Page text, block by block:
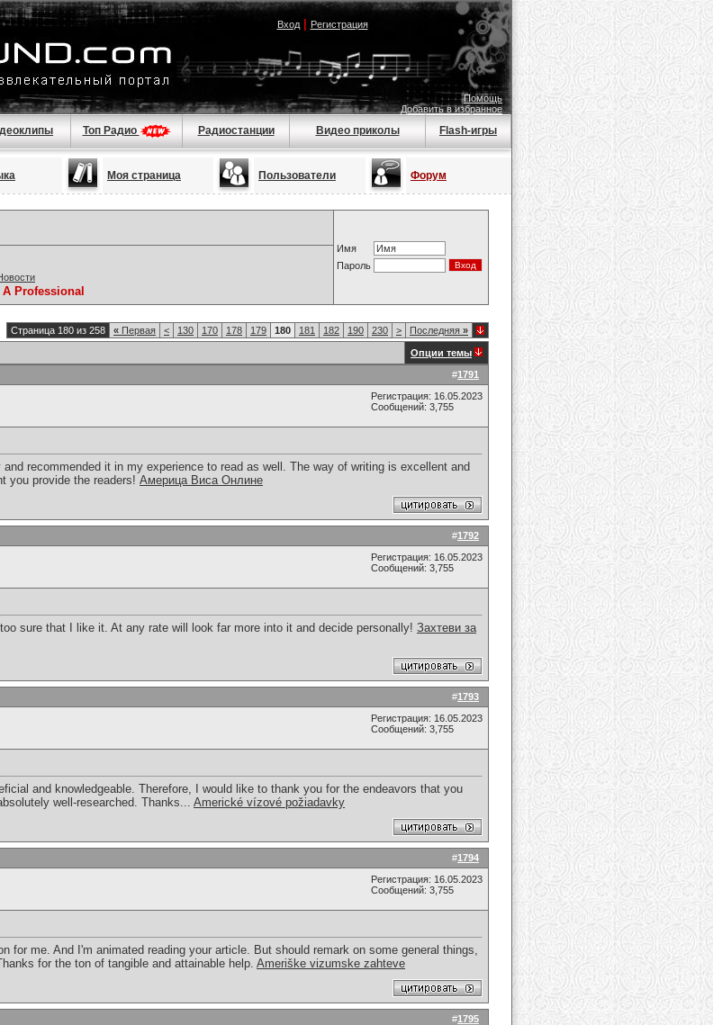
Вход| Регистрация
Помощь
Добавить в избранное
Топ Радио Радиостанции Видео приколы Flash-игры
Моя страница Пользователи Форум
Имя
Пароль
Professional
Страница 180 из 258 « Первая < 130 170 178 179 180 181 182 190 230 > Последняя »
Опции темы
#1791
Регистрация: 16.05.2023
Сообщений: 3,755
recommended it in my experience to read as well. The way of writing is excellent and
you provide the readers! Америца Виса Онлине
#1792
Регистрация: 16.05.2023
Сообщений: 3,755
sure that I like it. At any rate will look far more into it and decide personally! Захтеви за
#1793
Регистрация: 16.05.2023
Сообщений: 3,755
and knowledgeable. Therefore, I would like to thank you for the endeavors that you
well-researched. Thanks... Americké vízové ​​požiadavky
#1794
Регистрация: 16.05.2023
Сообщений: 3,755
for me. And I'm animated reading your article. But should remark on some general things,
for the ton of tangible and attainable help. Ameriške vizumske zahteve
#1795